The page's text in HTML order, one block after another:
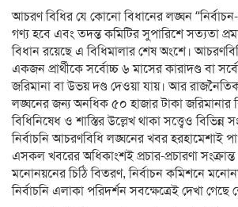
আচরণ বিধির যে কোনো বিধানের লঙ্ঘন
গণ্য হবে এবং তদন্ত কমিটির সুপারিশে সত্যতা
বিধান রয়েছে এ বিধিমালার শেষ অংশে।
একজন প্রার্থীকে সর্বোচ্চ ৬ মাসের কারাদণ্ড বা
জরিমানা বা উভয় দণ্ড দেওয়া যায়। আর
লঙ্ঘনের জন্য অনধিক ৫০ হাজার টাকা জরিমানার
বিধিনিষেধ ও শাস্তির উল্লেখ থাকা সত্ত্বেও বিভিন্ন
নির্বাচনি আচরণবিধিলঙ্ঘনেরখবর হরহামেশাই
এসকল খবরের অধিকাংশই প্রচার-প্রচারণা
মনোনয়নের চিঠি বিতরণ, নির্বাচন কমিশনে
নির্বাচনি এলাকা পরিদর্শন সবক্ষেত্রেই দেখা